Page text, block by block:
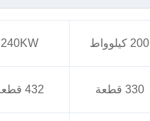
200 كيلوواط 240KW
330 قطعة 432 قطعة